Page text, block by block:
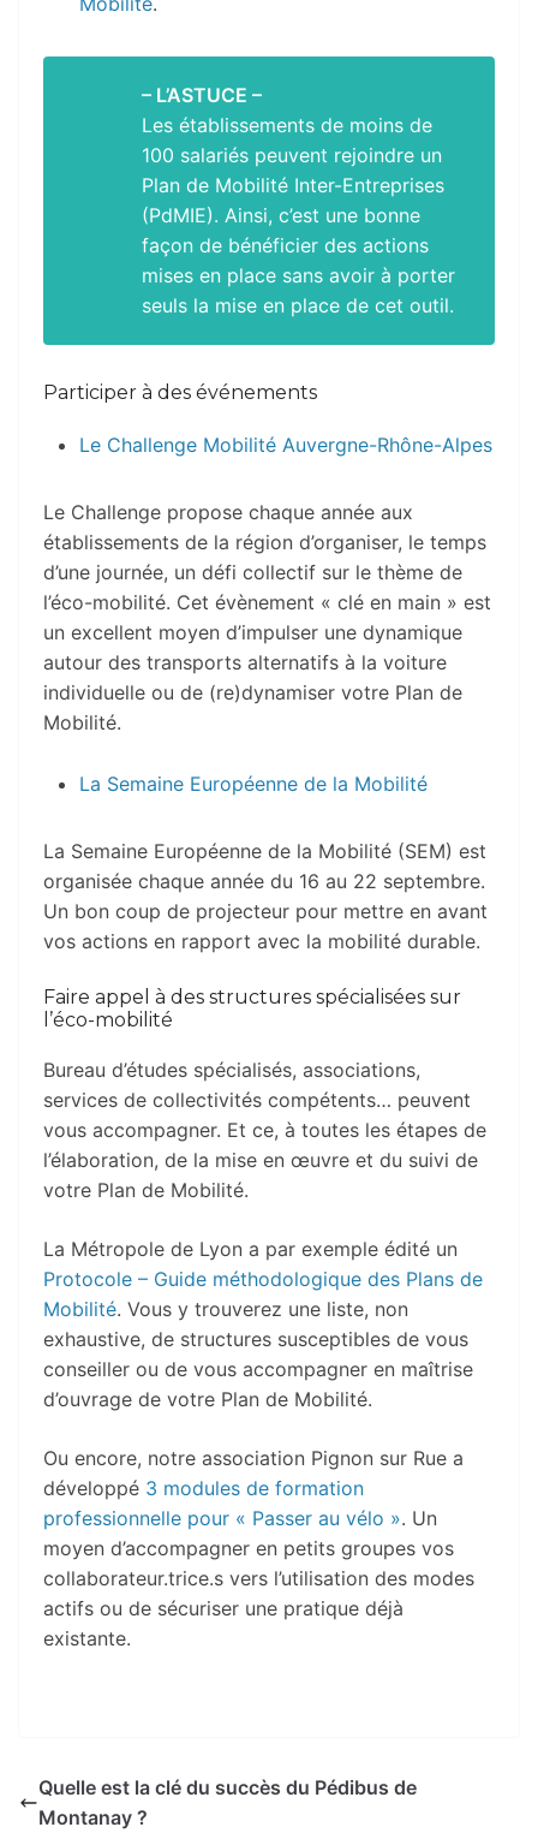
– L’ASTUCE –
Les établissements de moins de
100 salariés peuvent rejoindre un
Plan de Mobilité Inter-Entreprises
(PdMIE). Ainsi, c’est une bonne
façon de bénéficier des actions
mises en place sans avoir à porter
seuls la mise en place de cet outil.
Participer à des événements
Le Challenge Mobilité Auvergne-Rhône-Alpes
Le Challenge propose chaque année aux
établissements de la région d’organiser, le temps
d’une journée, un défi collectif sur le thème de
l’éco-mobilité. Cet évènement « clé en main » est
un excellent moyen d’impulser une dynamique
autour des transports alternatifs à la voiture
individuelle ou de (re)dynamiser votre Plan de
Mobilité.
La Semaine Européenne de la Mobilité
La Semaine Européenne de la Mobilité (SEM) est
organisée chaque année du 16 au 22 septembre.
Un bon coup de projecteur pour mettre en avant
vos actions en rapport avec la mobilité durable.
Faire appel à des structures spécialisées sur
l’éco-mobilité
Bureau d’études spécialisés, associations,
services de collectivités compétents… peuvent
vous accompagner. Et ce, à toutes les étapes de
l’élaboration, de la mise en œuvre et du suivi de
votre Plan de Mobilité.
La Métropole de Lyon a par exemple édité un
Protocole – Guide méthodologique des Plans de
Mobilité. Vous y trouverez une liste, non
exhaustive, de structures susceptibles de vous
conseiller ou de vous accompagner en maîtrise
d’ouvrage de votre Plan de Mobilité.
Ou encore, notre association Pignon sur Rue a
développé 3 modules de formation
professionnelle pour « Passer au vélo ». Un
moyen d’accompagner en petits groupes vos
collaborateur.trice.s vers l’utilisation des modes
actifs ou de sécuriser une pratique déjà
existante.
Quelle est la clé du succès du Pédibus de
Montanay ?